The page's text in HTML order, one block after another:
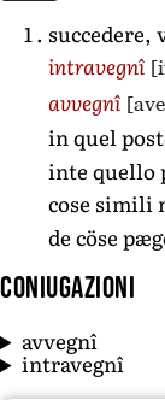
succedere,
intravegnî
avvegnî
in quel
inte quello
cose simili
de cöse
Coniugazioni
avvegnî
intravegnî